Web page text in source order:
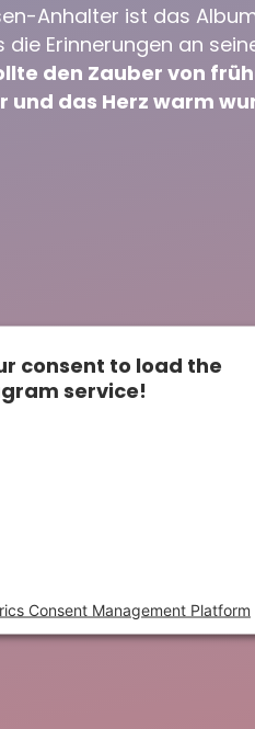
Anhalter ist das
Erinnerungen an
den Zauber von
das Herz warm
consent to load the
service!
Consent Management Platform